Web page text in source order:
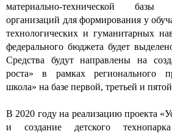
материально-технической базы
организаций для формирования у
технологических и гуманитарных
федерального бюджета будет
Средства будут направлены на
роста» в рамках регионального
школа» на базе первой, третьей и
В 2020 году на реализацию проекта
и создание детского